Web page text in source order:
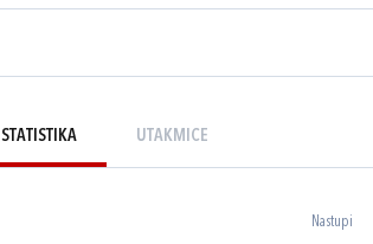
STATISTIKA UTAKMICE
Nastupi